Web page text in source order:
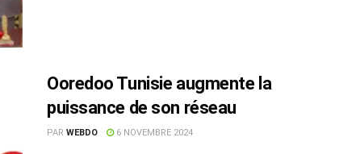
Ooredoo Tunisie augmente la
puissance de son réseau
PAR WEBDO 6 NOVEMBRE 2024